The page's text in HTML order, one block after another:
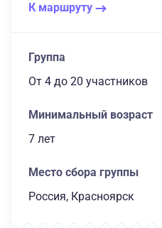
К маршруту
Группа
От 4 до 20 участников
Минимальный возраст
7 лет
Место сбора группы
Россия, Красноярск